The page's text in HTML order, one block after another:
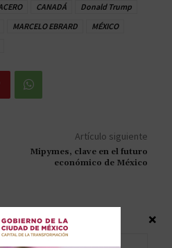
CANADÁ
Donald Trump
MARCELO EBRARD
MÉXICO
Artículo siguiente
Mipymes, clave en el futuro
económico de México
×